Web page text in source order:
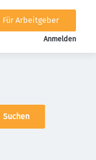
Für Arbeitgeber
Anmelden
Suchen